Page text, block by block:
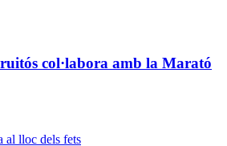
col·labora amb la Marató